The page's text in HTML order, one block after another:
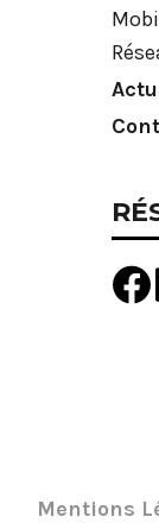
Mentions